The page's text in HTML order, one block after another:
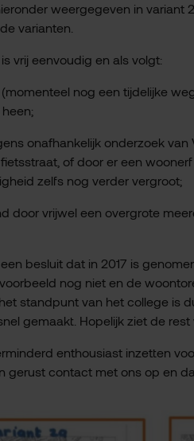
weergegeven in variant
varianten.
vrij eenvoudig en als volgt:
nog een tijdelijke
onafhankelijk onderzoek van
of door er een
zelfs nog verder vergroot;
vrijwel een overgrote
besluit dat in 2017 is
nog niet en de
standpunt van het college is
gemaakt. Hopelijk ziet de
enthousiast inzetten
gerust contact met ons op en